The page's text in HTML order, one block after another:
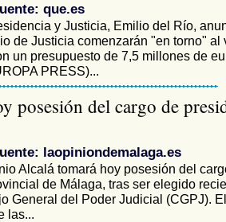
que.es
y Justicia, Emilio del Río,
de Justicia comenzarán "en torno" al
un presupuesto de 7,5 millones de
PRESS)...
posesión del cargo de
laopiniondemalaga.es
Alcalá tomará hoy posesión del
de Málaga, tras ser elegido
General del Poder Judicial (CGPJ).
las...